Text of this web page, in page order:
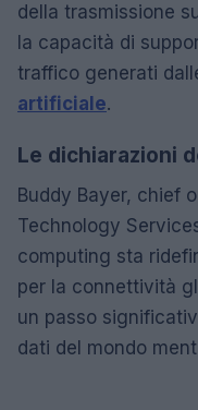
della trasmissione
la capacità di
traffico generati
artificiale.
Le dichiarazioni
Buddy Bayer, chief
Technology
computing sta
per la connettività
un passo
dati del mondo